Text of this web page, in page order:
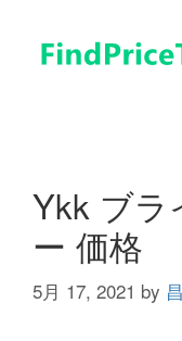
Ykk ブラ
ー 価格
5月 17, 2021 by